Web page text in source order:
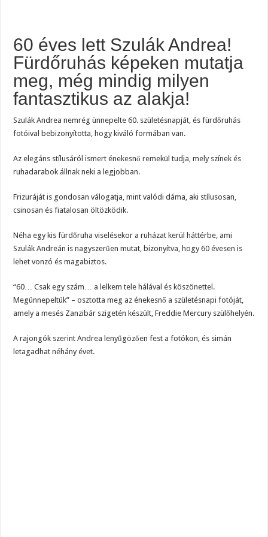
60 éves lett Szulák Andrea!
Fürdőruhás képeken mutatja
meg, még mindig milyen
fantasztikus az alakja!
Szulák Andrea nemrég ünnepelte 60. születésnapját, és fürdőruhás
fotóival bebizonyította, hogy kiváló formában van.
Az elegáns stílusáról ismert énekesnő remekül tudja, mely színek és
ruhadarabok állnak neki a legjobban.
Frizuráját is gondosan válogatja, mint valódi dáma, aki stílusosan,
csinosan és fiatalosan öltözködik.
Néha egy kis fürdőruha viselésekor a ruházat kerül háttérbe, ami
Szulák Andreán is nagyszerűen mutat, bizonyítva, hogy 60 évesen is
lehet vonzó és magabiztos.
“60… Csak egy szám… a lelkem tele hálával és köszönettel.
Megünnepeltük” – osztotta meg az énekesnő a születésnapi fotóját,
amely a mesés Zanzibár szigetén készült, Freddie Mercury szülőhelyén.
A rajongók szerint Andrea lenyűgözően fest a fotókon, és simán
letagadhat néhány évet.